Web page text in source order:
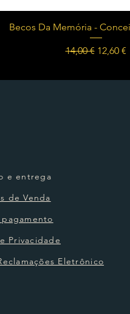
Visualização
Becos Da Memória -
Preço normal
14,00 € Preço
12,60 €
e entrega
de Venda
Privacidade
Eletrônico